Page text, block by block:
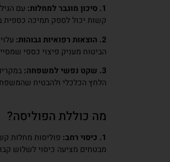
1. סיכון מוגבר למחלות:
עם
קשות יכול לספק תמיכה כספית
2. הוצאות רפואיות גבוהות:
הביטוח מעניק פיצוי כספי
3. שקט נפשי למשפחה:
הלחץ הכלכלי ולהבטיח
מה כוללת הפוליסה?
1. כיסוי רחב:
פוליסות מחלות
מבטחים מציעה כיסוי לשלוש